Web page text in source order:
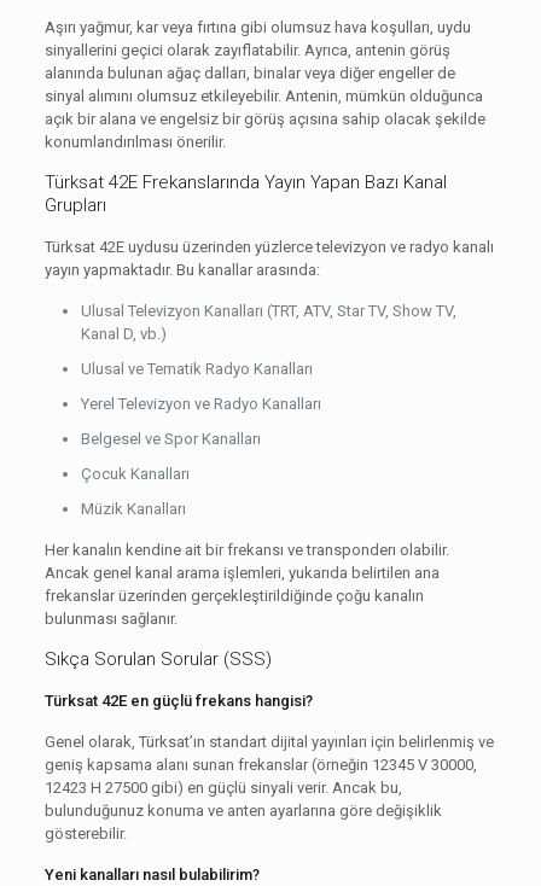
Aşırı yağmur, kar veya fırtına gibi olumsuz hava koşulları, uydu
sinyallerini geçici olarak zayıflatabilir. Ayrıca, antenin görüş
alanında bulunan ağaç dalları, binalar veya diğer engeller de
sinyal alımını olumsuz etkileyebilir. Antenin, mümkün olduğunca
açık bir alana ve engelsiz bir görüş açısına sahip olacak şekilde
konumlandırılması önerilir.
Türksat 42E Frekanslarında Yayın Yapan Bazı Kanal
Grupları
Türksat 42E uydusu üzerinden yüzlerce televizyon ve radyo kanalı
yayın yapmaktadır. Bu kanallar arasında:
Ulusal Televizyon Kanalları (TRT, ATV, Star TV, Show TV,
Kanal D, vb.)
Ulusal ve Tematik Radyo Kanalları
Yerel Televizyon ve Radyo Kanalları
Belgesel ve Spor Kanalları
Çocuk Kanalları
Müzik Kanalları
Her kanalın kendine ait bir frekansı ve transponderı olabilir.
Ancak genel kanal arama işlemleri, yukarıda belirtilen ana
frekanslar üzerinden gerçekleştirildiğinde çoğu kanalın
bulunması sağlanır.
Sıkça Sorulan Sorular (SSS)
Türksat 42E en güçlü frekans hangisi?
Genel olarak, Türksat’ın standart dijital yayınları için belirlenmiş ve
geniş kapsama alanı sunan frekanslar (örneğin 12345 V 30000,
12423 H 27500 gibi) en güçlü sinyali verir. Ancak bu,
bulunduğunuz konuma ve anten ayarlarına göre değişiklik
gösterebilir.
Yeni kanalları nasıl bulabilirim?